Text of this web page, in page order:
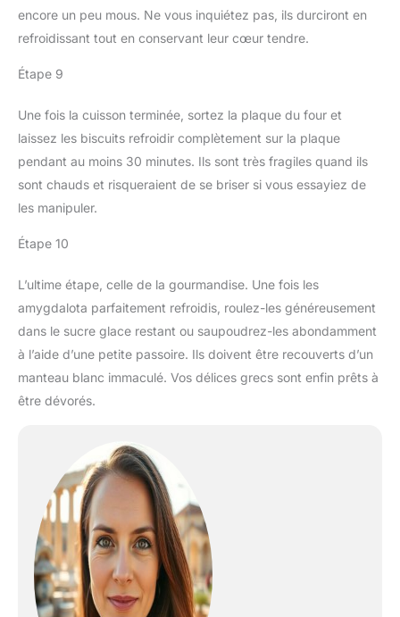
encore un peu mous. Ne vous inquiétez pas, ils durciront en
refroidissant tout en conservant leur cœur tendre.
Étape 9
Une fois la cuisson terminée, sortez la plaque du four et
laissez les biscuits refroidir complètement sur la plaque
pendant au moins 30 minutes. Ils sont très fragiles quand ils
sont chauds et risqueraient de se briser si vous essayiez de
les manipuler.
Étape 10
L’ultime étape, celle de la gourmandise. Une fois les
amygdalota parfaitement refroidis, roulez-les généreusement
dans le sucre glace restant ou saupoudrez-les abondamment
à l’aide d’une petite passoire. Ils doivent être recouverts d’un
manteau blanc immaculé. Vos délices grecs sont enfin prêts à
être dévorés.